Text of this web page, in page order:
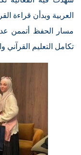
العربية وبدأن قراءة
مسار الحفظ أتممن
تكامل التعليم القرآني